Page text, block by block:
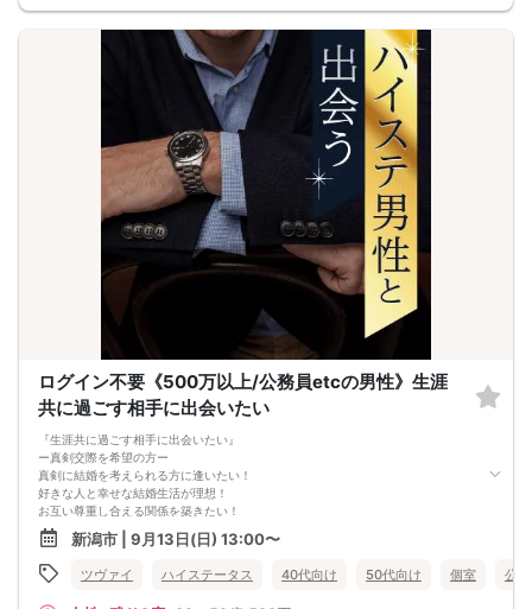
または13：00以降にキャンセルにより最少催行人数を下回った場合は、中止と
□最少催行人数が男性2名・女性2名以上からとなっております。
（男女比の調整を行っておりますが、キャンセル等によって変動がある場合がご
ざいます。原則、男女比に関わらず,最少催行人数を下回った場合に限り、「中
止」及び「返金」させて頂きます。）
ログイン不要《500万以上/公務員etcの男性》生涯
共に過ごす相手に出会いたい
『生涯共に過ごす相手に出会いたい』
ー真剣交際を希望の方ー
真剣に結婚を考えられる方に逢いたい！
好きな人と幸せな結婚生活が理想！
お互い尊重し合える関係を築きたい！
将来を意識し合える相性抜群の二人♪
どんと構える男性を支えてついていきたい女性
まさに理想の二人ですよね♪
これが最後の恋にしたいと思っている方
新潟市 | 9月13日(日) 13:00〜
ツヴァイ ハイステータス 40代向け 50代向け 個室 公